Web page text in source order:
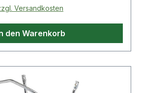
Versandkosten
den Warenkorb